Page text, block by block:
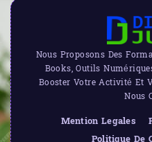
Nous Proposons Des
Books, Outils
Booster Votre Activité Et
Nous
Mention Legales